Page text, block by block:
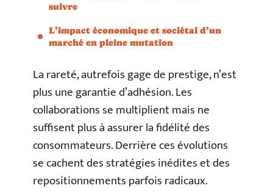
suivre
L’impact économique et sociétal d’un
marché en pleine mutation
La rareté, autrefois gage de prestige, n’est
plus une garantie d’adhésion. Les
collaborations se multiplient mais ne
suffisent plus à assurer la fidélité des
consommateurs. Derrière ces évolutions
se cachent des stratégies inédites et des
repositionnements parfois radicaux.